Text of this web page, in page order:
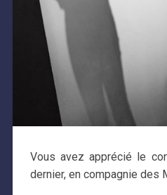
Vous avez apprécié le
dernier, en compagnie des